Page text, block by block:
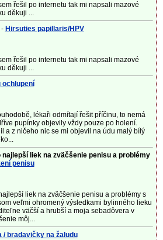
řešil po internetu tak mi napsali mazové
děkuji ...
- Hirsuties papillaris/HPV
řešil po internetu tak mi napsali mazové
děkuji ...
ochlupení
lékaři odmítají řešit příčinu, to nemá
pupínky objevily vždy pouze po holení.
a z ničeho nic se mi objevil na údu malý bílý
najlepší liek na zväčšenie penisu a problémy
penisu
liek na zväčšenie penisu a problémy s
veľmi ohromený výsledkami bylinného lieku
väčší a hrubší a moja sebadôvera v
môj...
/ bradavičky na žaludu